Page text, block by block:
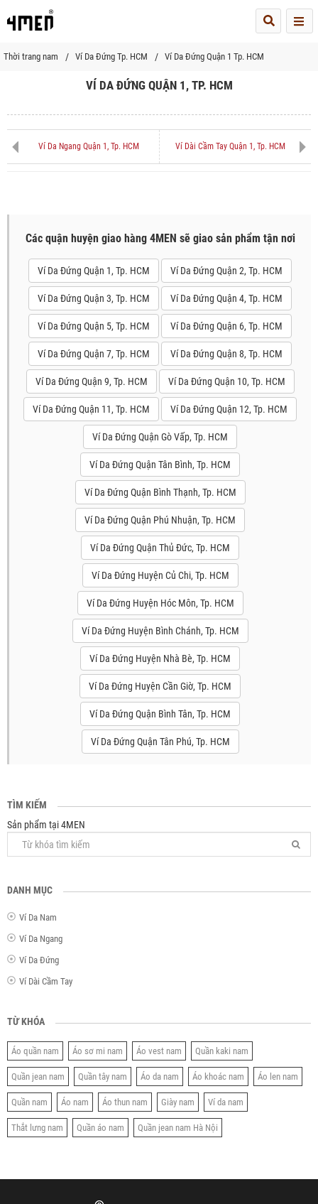
Thời trang nam Ví Da Đứng Tp. HCM Ví Da Đứng Quận 1 Tp. HCM
VÍ DA ĐỨNG QUẬN 1, TP. HCM
Ví Da Ngang Quận 1, Tp. HCM Ví Dài Cầm Tay Quận 1, Tp. HCM
Các quận huyện giao hàng 4MEN sẽ giao sản phẩm tận nơi
Ví Da Đứng Quận 1, Tp. HCM Ví Da Đứng Quận 2, Tp. HCM
Ví Da Đứng Quận 3, Tp. HCM Ví Da Đứng Quận 4, Tp. HCM
Ví Da Đứng Quận 5, Tp. HCM Ví Da Đứng Quận 6, Tp. HCM
Ví Da Đứng Quận 7, Tp. HCM Ví Da Đứng Quận 8, Tp. HCM
Ví Da Đứng Quận 9, Tp. HCM Ví Da Đứng Quận 10, Tp. HCM
Ví Da Đứng Quận 11, Tp. HCM Ví Da Đứng Quận 12, Tp. HCM
Ví Da Đứng Quận Gò Vấp, Tp. HCM
Ví Da Đứng Quận Tân Bình, Tp. HCM
Ví Da Đứng Quận Bình Thạnh, Tp. HCM
Ví Da Đứng Quận Phú Nhuận, Tp. HCM
Ví Da Đứng Quận Thủ Đức, Tp. HCM
Ví Da Đứng Huyện Củ Chi, Tp. HCM
Ví Da Đứng Huyện Hóc Môn, Tp. HCM
Ví Da Đứng Huyện Bình Chánh, Tp. HCM
Ví Da Đứng Huyện Nhà Bè, Tp. HCM
Ví Da Đứng Huyện Cần Giờ, Tp. HCM
Ví Da Đứng Quận Bình Tân, Tp. HCM
Ví Da Đứng Quận Tân Phú, Tp. HCM
TÌM KIẾM
Sản phẩm tại 4MEN
DANH MỤC
Ví Da Nam
Ví Da Ngang
Ví Da Đứng
Ví Dài Cầm Tay
TỪ KHÓA
Áo quần nam Áo sơ mi nam Áo vest nam Quần kaki nam
Quần jean nam Quần tây nam Áo da nam Áo khoác nam Áo len nam
Quần nam Áo nam Áo thun nam Giày nam Ví da nam
Thắt lưng nam Quần áo nam Quần jean nam Hà Nội